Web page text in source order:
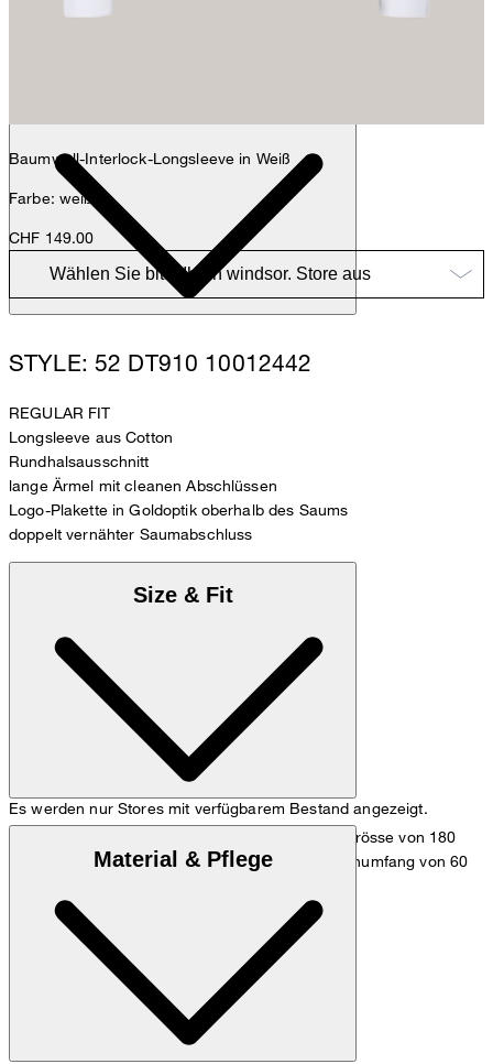
Baumwoll-Interlock-Longsleeve in Weiß
Farbe: weiß
CHF 149.00
Es werden nur Stores mit verfügbarem Bestand angezeigt.
STYLE: 52 DT910 10012442
REGULAR FIT
Longsleeve aus Cotton
Rundhalsausschnitt
lange Ärmel mit cleanen Abschlüssen
Logo-Plakette in Goldoptik oberhalb des Saums
doppelt vernähter Saumabschluss
Size & Fit
Das Model trägt die Grösse 36 bei einer Körpergrösse von 180
cm, einem Brustumfang von 83 cm, einem Taillenumfang von 60
Maßtabelle
Material & Pflege